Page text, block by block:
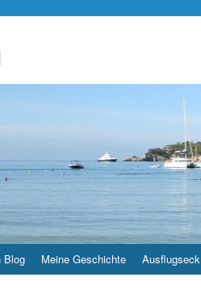
Blog Meine Geschichte Ausflugseck